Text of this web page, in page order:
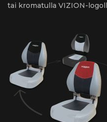
tai kromatulla VIZION-